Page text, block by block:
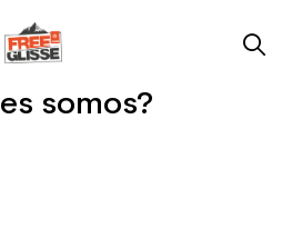
somos?